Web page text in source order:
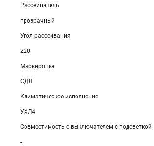
Рассеиватель
прозрачный
Угол рассеивания
220
Маркировка
СДЛ
Климатическое исполнение
УХЛ4
Совместимость с выключателем с подсветкой
-